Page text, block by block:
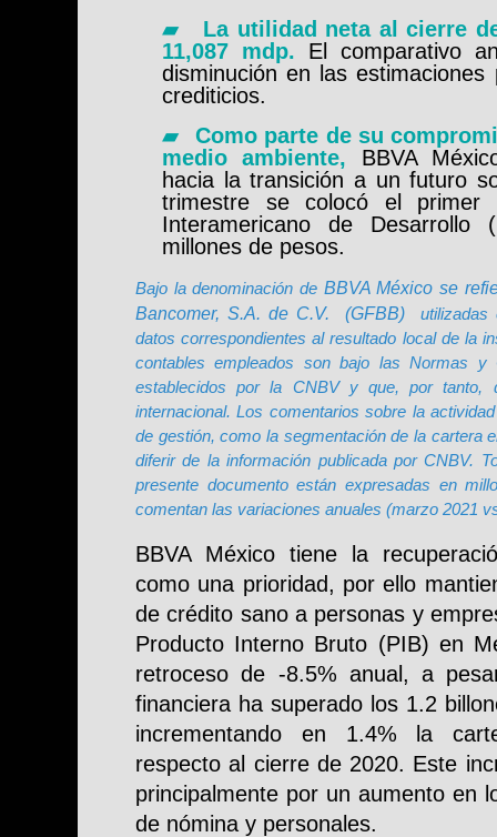
▰
La utilidad neta al cierre
11,087 mdp. El comparativo
disminución en las
crediticios.
▰
Como parte de su
medio ambiente, BBVA
hacia la transición a un futuro
trimestre se colocó el primer
Interamericano de
millones de pesos.
Bajo la denominación de BBVA México se
Bancomer, S.A. de C.V.
(GFBB)
datos correspondientes al resultado local de la
contables empleados son bajo las Normas y
establecidos por la CNBV y que, por tanto,
internacional. Los comentarios sobre la
de gestión, como la segmentación de la cartera
diferir de la información publicada por CNBV.
presente documento están expresadas en
comentan las variaciones anuales (marzo 2021
BBVA México tiene la
como una prioridad, por ello
de crédito sano a personas y
Producto Interno Bruto (PIB) en
retroceso de -8.5% anual, a
financiera ha superado los 1.2
incrementando en 1.4% la
respecto al cierre de 2020. Este
principalmente por un aumento en
de nómina y personales.